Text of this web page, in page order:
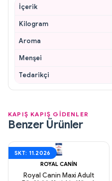
İçerik
Kilogram
Aroma
Menşei
Tedarikçi
KAPIŞ KAPIŞ GİDENLER
Benzer Ürünler
SKT: 11.2026
ROYAL CANIN
Royal Canin Maxi Adult